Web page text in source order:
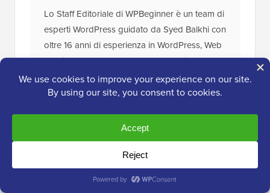
Lo Staff Editoriale di WPBeginner è un team di
esperti WordPress guidato da Syed Balkhi con
oltre 16 anni di esperienza in WordPress, Web
Hosting, eCommerce, SEO e Marketing.
Fondato nel 2009, WPBeginner è ora il più
grande sito di risorse WordPress gratuite del